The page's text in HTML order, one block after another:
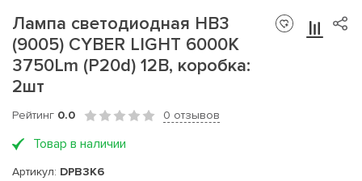
Лампа светодиодная HB3
(9005) CYBER LIGHT 6000K
3750Lm (P20d) 12В, коробка:
2шт
Рейтинг 0.0 0 отзывов
Товар в наличии
Артикул: DPB3K6